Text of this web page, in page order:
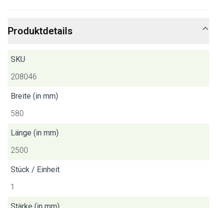
Produktdetails
SKU
208046
Breite (in mm)
580
Länge (in mm)
2500
Stück / Einheit
1